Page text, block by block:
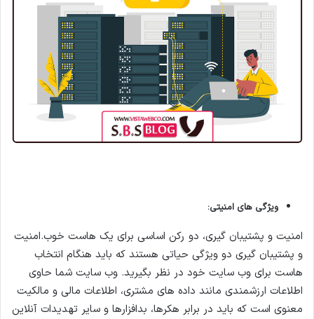
ویژگی های امنیتی:
امنیت و پشتیبان گیری، دو رکن اساسی برای یک هاست خوب.امنیت
و پشتیبان گیری دو ویژگی حیاتی هستند که باید هنگام انتخاب
هاست برای وب سایت خود در نظر بگیرید. وب سایت شما حاوی
اطلاعات ارزشمندی مانند داده های مشتری، اطلاعات مالی و مالکیت
معنوی است که باید در برابر هکرها، بدافزارها و سایر تهدیدات آنلاین